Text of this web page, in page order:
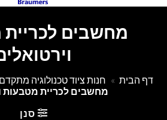
מחשבים
דף הבית » חנות ציוד טכנולוגיה מתקדם
מחשבים לכריית מטבעות
סנן